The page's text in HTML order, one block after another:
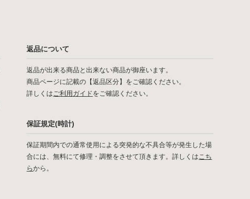
返品について
返品が出来る商品と出来ない商品が御座います。
商品ページに記載の【返品区分】をご確認ください。
詳しくはご利用ガイドをご確認ください。
保証規定(時計)
保証期間内での通常使用による突発的な不具合等が発生した場
合には、無料にて修理・調整をさせて頂きます。詳しくはこち
らから。